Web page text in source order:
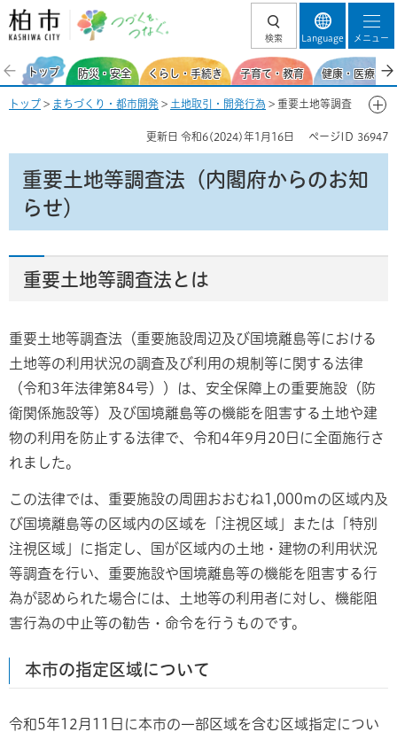
柏市 つづくを、
検索 Language メニュー
トップ 防災・安全 くらし・手続き 子育て・教育 健康・医療・
トップ > まちづくり・都市開発 > 土地取引・開発行為 > 重要土地等調査
更新日 令和6(2024)年1月16日 ページID 36947
重要土地等調査法（内閣府からのお知
らせ）
重要土地等調査法とは
重要土地等調査法（重要施設周辺及び国境離島等における
土地等の利用状況の調査及び利用の規制等に関する法律
（令和3年法律第84号））は、安全保障上の重要施設（防
衛関係施設等）及び国境離島等の機能を阻害する土地や建
物の利用を防止する法律で、令和4年9月20日に全面施行さ
れました。
この法律では、重要施設の周囲おおむね1,000mの区域内及
び国境離島等の区域内の区域を「注視区域」または「特別
注視区域」に指定し、国が区域内の土地・建物の利用状況
等調査を行い、重要施設や国境離島等の機能を阻害する行
為が認められた場合には、土地等の利用者に対し、機能阻
害行為の中止等の勧告・命令を行うものです。
本市の指定区域について
令和5年12月11日に本市の一部区域を含む区域指定につい